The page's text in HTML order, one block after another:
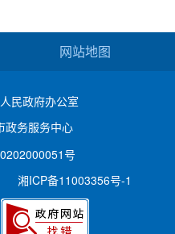
网站地图
民政府办公室
政务服务中心
号
湘ICP备11003356号-1